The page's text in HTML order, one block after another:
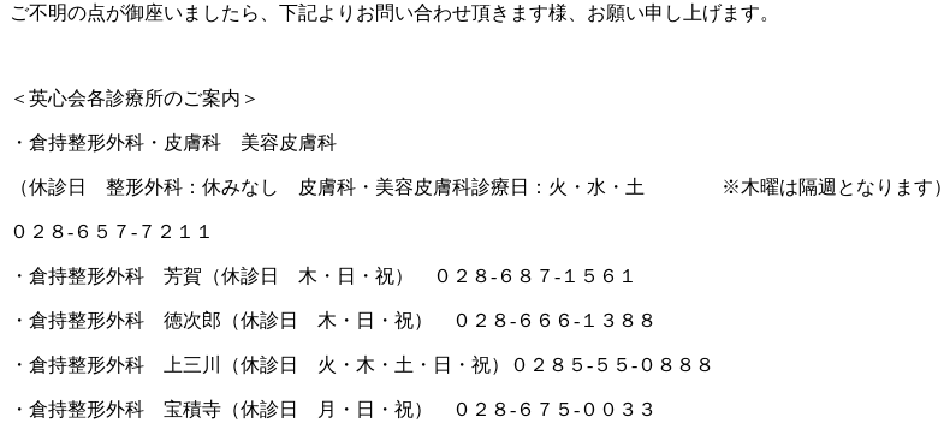
ご不明の点が御座いましたら、下記よりお問い合わせ頂きます様、お願い申し上げます。
＜英心会各診療所のご案内＞
・倉持整形外科・皮膚科 美容皮膚科
（休診日 整形外科：休みなし 皮膚科・美容皮膚科診療日：火・水・土 ※木曜は隔週となります）
０２８-６５７-７２１１
・倉持整形外科 芳賀（休診日 木・日・祝） ０２８-６８７-１５６１
・倉持整形外科 徳次郎（休診日 木・日・祝） ０２８-６６６-１３８８
・倉持整形外科 上三川（休診日 火・木・土・日・祝）０２８５-５５-０８８８
・倉持整形外科 宝積寺（休診日 月・日・祝） ０２８-６７５-００３３